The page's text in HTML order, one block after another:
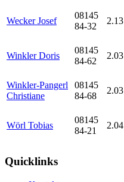
Wecker Josef
08145
84-32
2.13
Winkler Doris
08145
84-62
2.03
Winkler-Pangerl
Christiane
08145
84-68
2.03
Wörl Tobias
08145
84-21
2.04
Quicklinks